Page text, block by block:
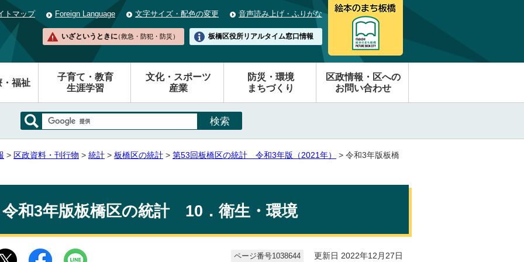
トマップ Foreign Language 文字サイズ・配色の変更 音声読み上げ・ふりがな
いざというときに（救急・防犯・防災） 板橋区役所リアルタイム窓口情報
・福祉
子育て・教育
生涯学習
文化・スポーツ
産業
防災・環境
まちづくり
区政情報・区への
お問い合わせ
> 区政資料・刊行物 > 統計 > 板橋区の統計 > 第53回板橋区の統計 令和3年版（2021年） > 令和3年版板橋
令和3年版板橋区の統計 10．衛生・環境
ページ番号1038644 更新日 2022年12月27日